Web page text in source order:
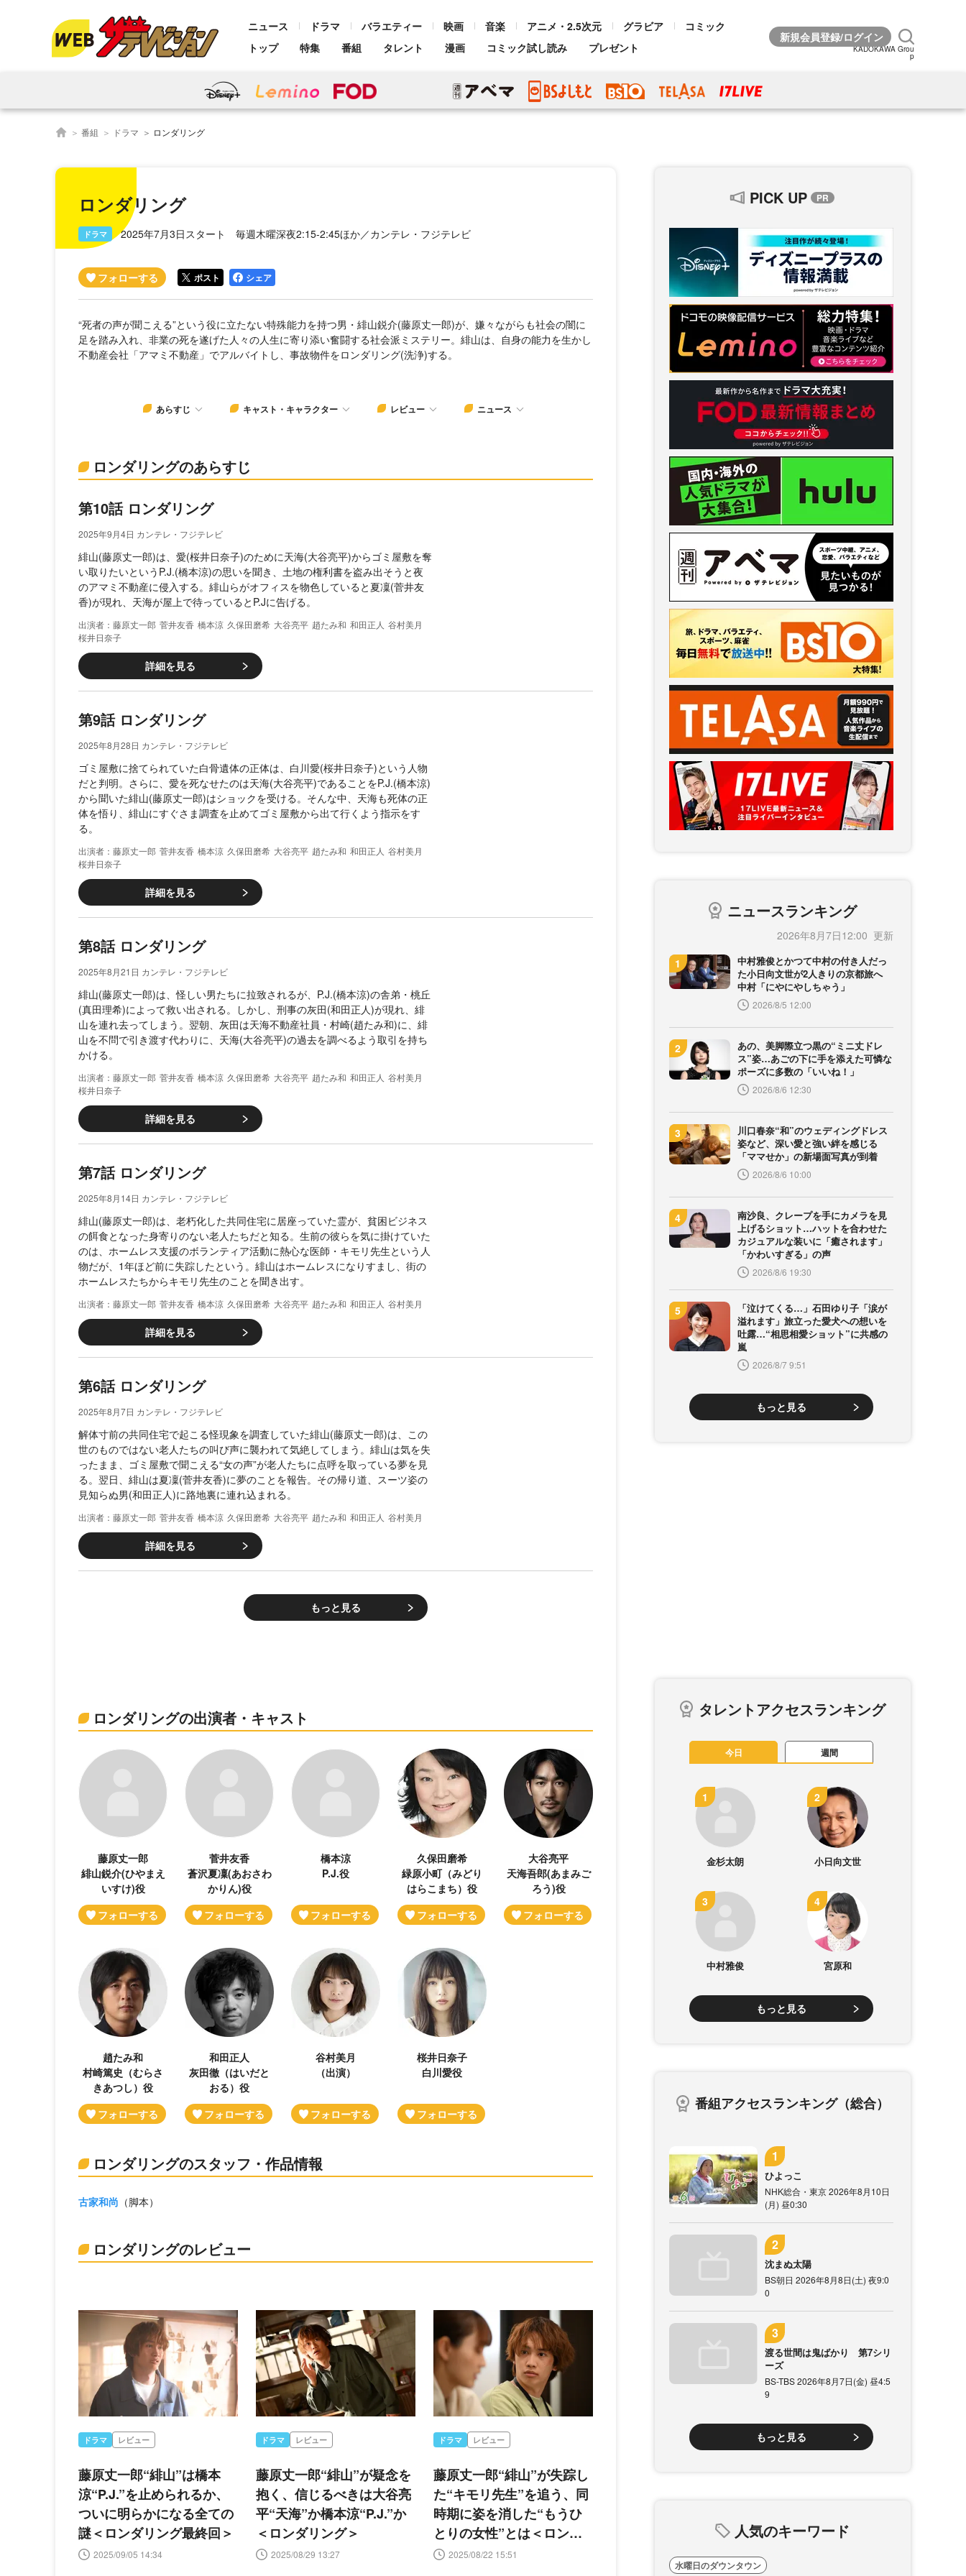
ニュース ドラマ バラエティー 映画 音楽 アニメ・2.5次元 グラビア
コミック
トップ
特集 番組 タレント 漫画 コミック試し読み プレゼント KADOKAWA Grou
p
番組 ドラマ ロンダリング
ロンダリング
ドラマ 2025年7月3日スタート 毎週木曜深夜2:15-2:45ほか／カンテレ・フジテレビ
ポスト シェア
“死者の声が聞こえる”という役に立たない特殊能力を持つ男・緋山鋭介(藤原丈一郎)が、嫌々ながらも社会の闇に
足を踏み入れ、非業の死を遂げた人々の人生に寄り添い奮闘する社会派ミステリー。緋山は、自身の能力を生かし
不動産会社「アマミ不動産」でアルバイトし、事故物件をロンダリング(洗浄)する。
あらすじ キャスト・キャラクター レビュー ニュース
ロンダリングのあらすじ
第10話 ロンダリング
2025年9月4日 カンテレ・フジテレビ
緋山(藤原丈一郎)は、愛(桜井日奈子)のために天海(大谷亮平)からゴミ屋敷を奪
い取りたいというP.J.(橋本涼)の思いを聞き、土地の権利書を盗み出そうと夜
のアマミ不動産に侵入する。緋山らがオフィスを物色していると夏凜(菅井友
香)が現れ、天海が屋上で待っているとP.Jに告げる。
藤原丈一郎 菅井友香 橋本涼 久保田磨希 大谷亮平 趙たみ和 和田正人 谷村美月
桜井日奈子
詳細を見る
第9話 ロンダリング
2025年8月28日 カンテレ・フジテレビ
ゴミ屋敷に捨てられていた白骨遺体の正体は、白川愛(桜井日奈子)という人物
だと判明。さらに、愛を死なせたのは天海(大谷亮平)であることをP.J.(橋本涼)
から聞いた緋山(藤原丈一郎)はショックを受ける。そんな中、天海も死体の正
体を悟り、緋山にすぐさま調査を止めてゴミ屋敷から出て行くよう指示をす
る。
藤原丈一郎 菅井友香 橋本涼 久保田磨希 大谷亮平 趙たみ和 和田正人 谷村美月
桜井日奈子
詳細を見る
第8話 ロンダリング
2025年8月21日 カンテレ・フジテレビ
緋山(藤原丈一郎)は、怪しい男たちに拉致されるが、P.J.(橋本涼)の舎弟・桃丘
(真田理希)によって救い出される。しかし、刑事の灰田(和田正人)が現れ、緋
山を連れ去ってしまう。翌朝、灰田は天海不動産社員・村崎(趙たみ和)に、緋
山を不問で引き渡す代わりに、天海(大谷亮平)の過去を調べるよう取引を持ち
かける。
藤原丈一郎 菅井友香 橋本涼 久保田磨希 大谷亮平 趙たみ和 和田正人 谷村美月
桜井日奈子
詳細を見る
第7話 ロンダリング
2025年8月14日 カンテレ・フジテレビ
緋山(藤原丈一郎)は、老朽化した共同住宅に居座っていた霊が、貧困ビジネス
の餌食となった身寄りのない老人たちだと知る。生前の彼らを気に掛けていた
のは、ホームレス支援のボランティア活動に熱心な医師・キモリ先生という人
物だが、1年ほど前に失踪したという。緋山はホームレスになりすまし、街の
ホームレスたちからキモリ先生のことを聞き出す。
藤原丈一郎 菅井友香 橋本涼 久保田磨希 大谷亮平 趙たみ和 和田正人 谷村美月
詳細を見る
第6話 ロンダリング
2025年8月7日 カンテレ・フジテレビ
解体寸前の共同住宅で起こる怪現象を調査していた緋山(藤原丈一郎)は、この
世のものではない老人たちの叫び声に襲われて気絶してしまう。緋山は気を失
ったまま、ゴミ屋敷で聞こえる“女の声”が老人たちに点呼を取っている夢を見
る。翌日、緋山は夏凜(菅井友香)に夢のことを報告。その帰り道、スーツ姿の
見知らぬ男(和田正人)に路地裏に連れ込まれる。
藤原丈一郎 菅井友香 橋本涼 久保田磨希 大谷亮平 趙たみ和 和田正人 谷村美月
詳細を見る
もっと見る
ロンダリングの出演者・キャスト
藤原丈一郎
緋山鋭介(ひやまえ
いすけ)役
菅井友香
蒼沢夏凜(あおさわ
かりん)役
橋本涼
P.J.役
久保田磨希
緑原小町（みどり
はらこまち）役
大谷亮平
天海吾郎(あまみご
ろう)役
趙たみ和
村崎篤史（むらさ
きあつし）役
和田正人
灰田徹（はいだと
おる）役
谷村美月
（出演）
桜井日奈子
白川愛役
ロンダリングのスタッフ・作品情報
古家和尚 （脚本）
ロンダリングのレビュー
ドラマ レビュー
藤原丈一郎“緋山”は橋本
涼“P.J.”を止められるか、
ついに明らかになる全ての
謎＜ロンダリング最終回＞
2025/09/05 14:34
ドラマ レビュー
藤原丈一郎“緋山”が疑念を
抱く、信じるべきは大谷亮
平“天海”か橋本涼“P.J.”か
＜ロンダリング＞
2025/08/29 13:27
ドラマ レビュー
藤原丈一郎“緋山”が失踪し
た“キモリ先生”を追う、同
時期に姿を消した“もうひ
とりの女性”とは＜ロンダ
リング＞
2025/08/22 15:51
PICK UP
ニュースランキング
2026年8月7日12:00
中村雅俊とかつて中村の付き人だっ
た小日向文世が2人きりの京都旅へ
中村「にやにやしちゃう」
2026/8/5 12:00
あの、美脚際立つ黒の“ミニ丈ドレ
ス”姿…あごの下に手を添えた可憐な
ポーズに多数の「いいね！」
2026/8/6 12:30
川口春奈“和”のウェディングドレス
姿など、深い愛と強い絆を感じる
「ママせか」の新場面写真が到着
2026/8/6 10:00
南沙良、クレープを手にカメラを見
上げるショット…ハットを合わせた
カジュアルな装いに「癒されます」
「かわいすぎる」の声
2026/8/6 19:30
「泣けてくる…」石田ゆり子「涙が
溢れます」旅立った愛犬への想いを
吐露…“相思相愛ショット”に共感の
嵐
2026/8/7 9:51
もっと見る
タレントアクセスランキング
今日 週間
金杉太朗 小日向文世
中村雅俊 宮原和
もっと見る
番組アクセスランキング（総合）
ひよっこ
NHK総合・東京 2026年8月10日
(月) 昼0:30
沈まぬ太陽
BS朝日 2026年8月8日(土) 夜9:0
0
渡る世間は鬼ばかり 第7シリ
ーズ
BS-TBS 2026年8月7日(金) 昼4:5
9
もっと見る
人気のキーワード
水曜日のダウンタウン